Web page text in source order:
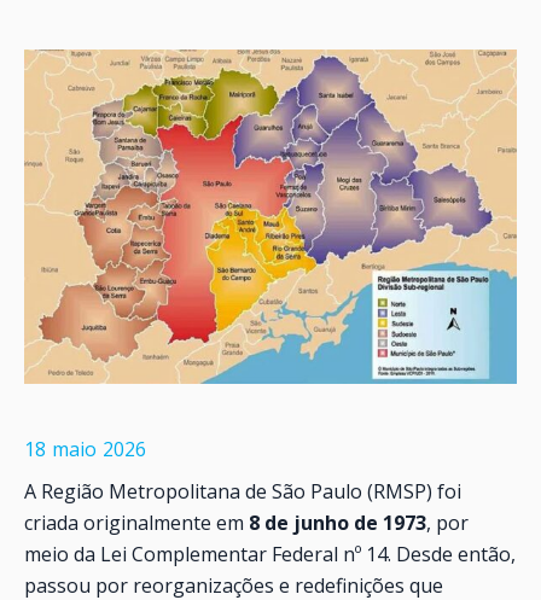
18 maio 2026
A Região Metropolitana de São Paulo (RMSP) foi
criada originalmente em 8 de junho de 1973, por
meio da Lei Complementar Federal nº 14. Desde então,
passou por reorganizações e redefinições que